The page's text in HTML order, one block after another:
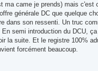
ma came je prends) mais c'est
générale DC que quelque
dans son ressenti. Un truc
semi introduction du DCU,
la suite. Et le registre 100%
forcément beaucoup.